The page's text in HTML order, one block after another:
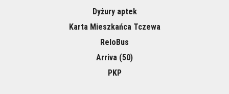
Dyżury aptek
Karta Mieszkańca Tczewa
ReloBus
Arriva (50)
PKP